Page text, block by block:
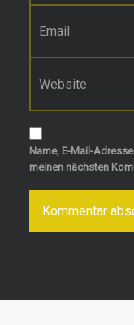
Website
Name, E-Mail-
meinen nächsten